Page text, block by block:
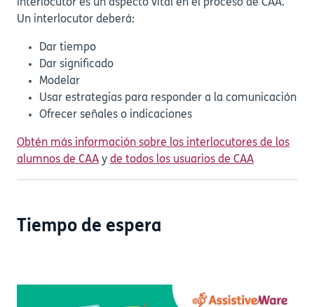
interlocutor es un aspecto vital en el proceso de CAA.
Un interlocutor deberá:
Dar tiempo
Dar significado
Modelar
Usar estrategias para responder a la comunicación
Ofrecer señales o indicaciones
Obtén más información sobre los interlocutores de los
alumnos de CAA y de todos los usuarios de CAA
Tiempo de espera